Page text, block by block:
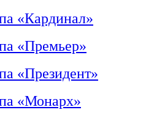
«Кардинал»
«Премьер»
«Президент»
«Монарх»